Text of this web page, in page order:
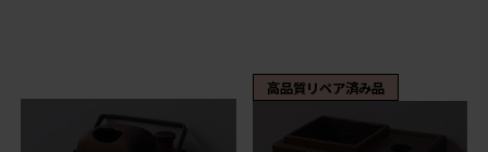
高品質リペア済み品